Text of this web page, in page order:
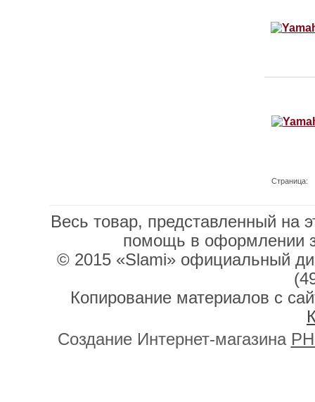
Страница:
Весь товар, представленный на
помощь в оформлении
© 2015 «Slami» официальный
Копирование материалов с
Создание Интернет-магазина